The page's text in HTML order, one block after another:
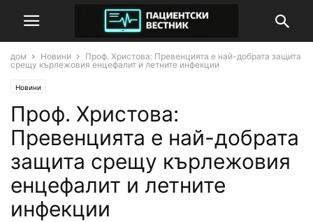
дом Новини
Проф. Христова: Превенцията е най-добрата защита
срещу кърлежовия енцефалит и летните инфекции
Новини
Проф. Христова:
Превенцията е най-добрата
защита срещу кърлежовия
енцефалит и летните
инфекции